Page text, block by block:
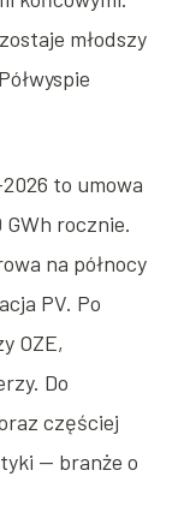
młodszy
to umowa
rocznie.
na północy
PV. Po
OZE,
Do
częściej
— branże o